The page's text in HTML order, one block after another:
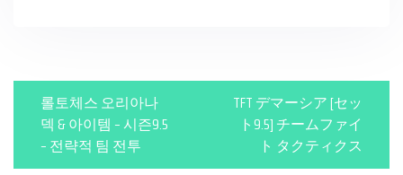
s
롤토체스 오리아나
덱 & 아이템 – 시즌9.5
– 전략적 팀 전투
TFT デマーシア [セッ
ト9.5] チームファイ
ト タクティクス